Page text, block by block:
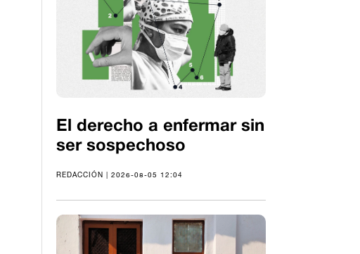
El derecho a enfermar sin
ser sospechoso
REDACCIÓN | 2026-08-05 12:04